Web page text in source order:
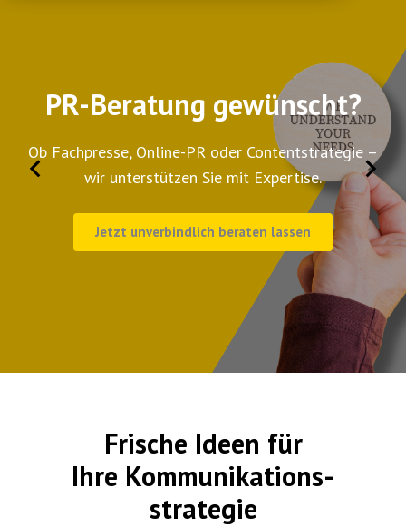
PR-Beratung gewünscht?
Ob Fachpresse, Online-PR oder Contentstrategie –
wir unterstützen Sie mit Expertise.
Jetzt unverbindlich beraten lassen
Frische Ideen für
Ihre Kommunikations-
strategie